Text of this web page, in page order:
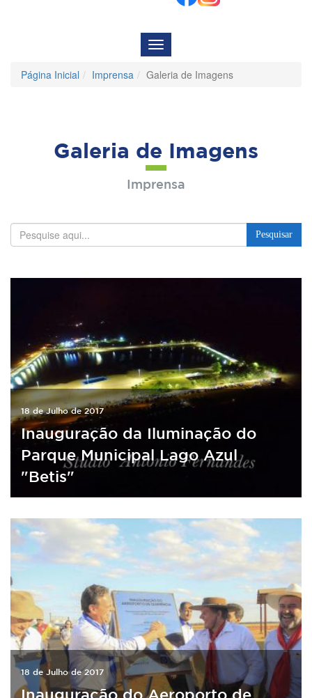
Menu
de
Navegação
Página Inicial Imprensa Galeria de Imagens
Galeria de Imagens
Imprensa
Pesquisar
18 de Julho de 2017
Inauguração da Iluminação do
Parque Municipal Lago Azul
"Betis"
18 de Julho de 2017
Inauguração do Aeroporto de